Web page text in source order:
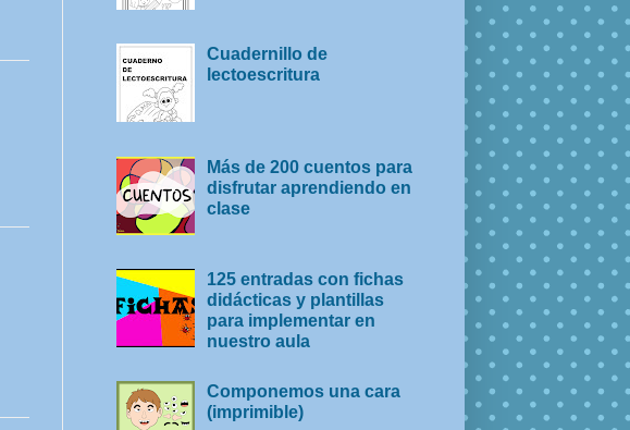
Cuadernillo de
lectoescritura
Más de 200 cuentos para
disfrutar aprendiendo en
clase
125 entradas con fichas
didácticas y plantillas
para implementar en
nuestro aula
Componemos una cara
(imprimible)